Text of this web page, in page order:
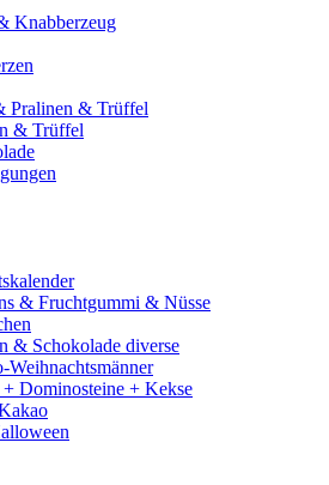
Knabberzeug
Pralinen & Trüffel
& Trüffel
& Fruchtgummi & Nüsse
& Schokolade diverse
Weihnachtsmänner
+ Dominosteine + Kekse